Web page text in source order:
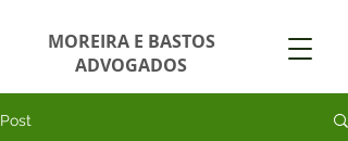
MOREIRA E BASTOS
ADVOGADOS
Post